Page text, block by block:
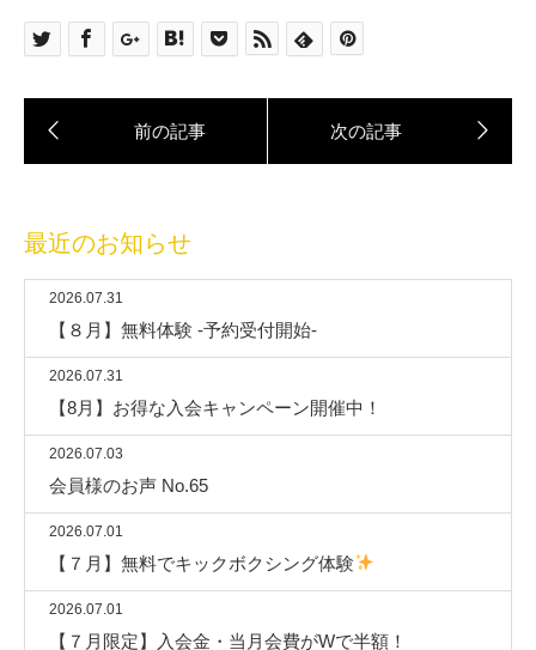
最近のお知らせ
2026.07.31
【８月】無料体験 -予約受付開始-
2026.07.31
【8月】お得な入会キャンペーン開催中！
2026.07.03
会員様のお声 No.65
2026.07.01
【７月】無料でキックボクシング体験
2026.07.01
【７月限定】入会金・当月会費がWで半額！